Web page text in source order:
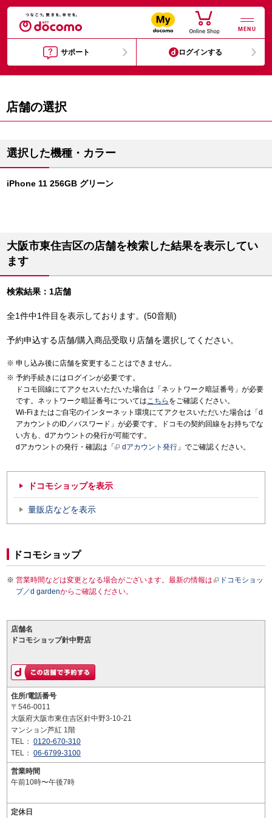
MENU
サポート ログインする
店舗の選択
選択した機種・カラー
iPhone 11 256GB グリーン
大阪市東住吉区の店舗を検索した結果を表示してい
ます
検索結果：1店舗
全1件中1件目を表示しております。(50音順)
予約申込する店舗/購入商品受取り店舗を選択してください。
申し込み後に店舗を変更することはできません。
予約手続きにはログインが必要です。
ドコモ回線にてアクセスいただいた場合は「ネットワーク暗証番号」が必要
です。ネットワーク暗証番号についてはこちら をご確認ください。
Wi-Fiまたはご自宅のインターネット環境にてアクセスいただいた場合は「d
アカウントのID／パスワード」が必要です。ドコモの契約回線をお持ちでな
い方も、dアカウントの発行が可能です。
dアカウントの発行・確認は「
dアカウント発行 」でご確認ください。
ドコモショップを表示
量販店などを表示
ドコモショップ
営業時間などは変更となる場合がございます。最新の情報は
ドコモショッ
プ／d gardenからご確認ください。
店舗名
ドコモショップ針中野店
住所/電話番号
〒546-0011
大阪府大阪市東住吉区針中野3-10-21
マンション芦紅 1階
TEL： 0120-670-310
TEL： 06-6799-3100
営業時間
午前10時〜午後7時
定休日